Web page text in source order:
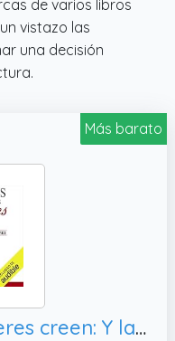
de varios libros
vistazo las
una decisión
Más barato
Mentiras que las mujeres creen: Y la verdad que las hace libres